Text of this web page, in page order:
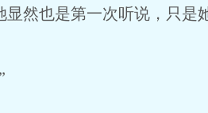
然也是第一次听说，只是